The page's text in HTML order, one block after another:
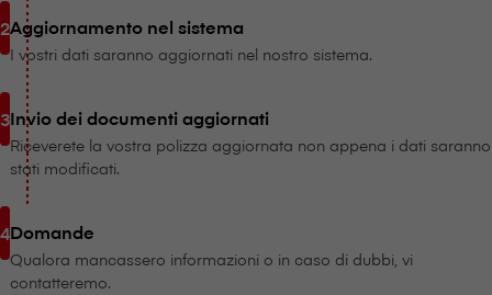
Aggiornamento nel sistema
I vostri dati saranno aggiornati nel nostro sistema.
Invio dei documenti aggiornati
Riceverete la vostra polizza aggiornata non appena i dati saranno
stati modificati.
Domande
Qualora mancassero informazioni o in caso di dubbi, vi
contatteremo.